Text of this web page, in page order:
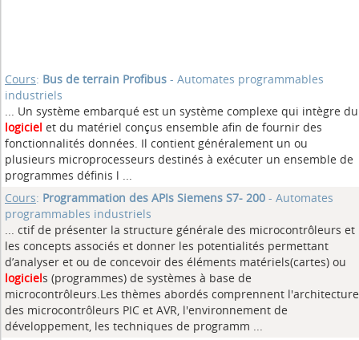
Cours: Bus de terrain Profibus - Automates programmables
industriels
... Un système embarqué est un système complexe qui intègre du
logiciel et du matériel conçus ensemble afin de fournir des
fonctionnalités données. Il contient généralement un ou
plusieurs microprocesseurs destinés à exécuter un ensemble de
programmes définis l ...
Cours: Programmation des APIs Siemens S7- 200 - Automates
programmables industriels
... ctif de présenter la structure générale des microcontrôleurs et
les concepts associés et donner les potentialités permettant
d’analyser et ou de concevoir des éléments matériels(cartes) ou
logiciels (programmes) de systèmes à base de
microcontrôleurs.Les thèmes abordés comprennent l'architecture
des microcontrôleurs PIC et AVR, l'environnement de
développement, les techniques de programm ...